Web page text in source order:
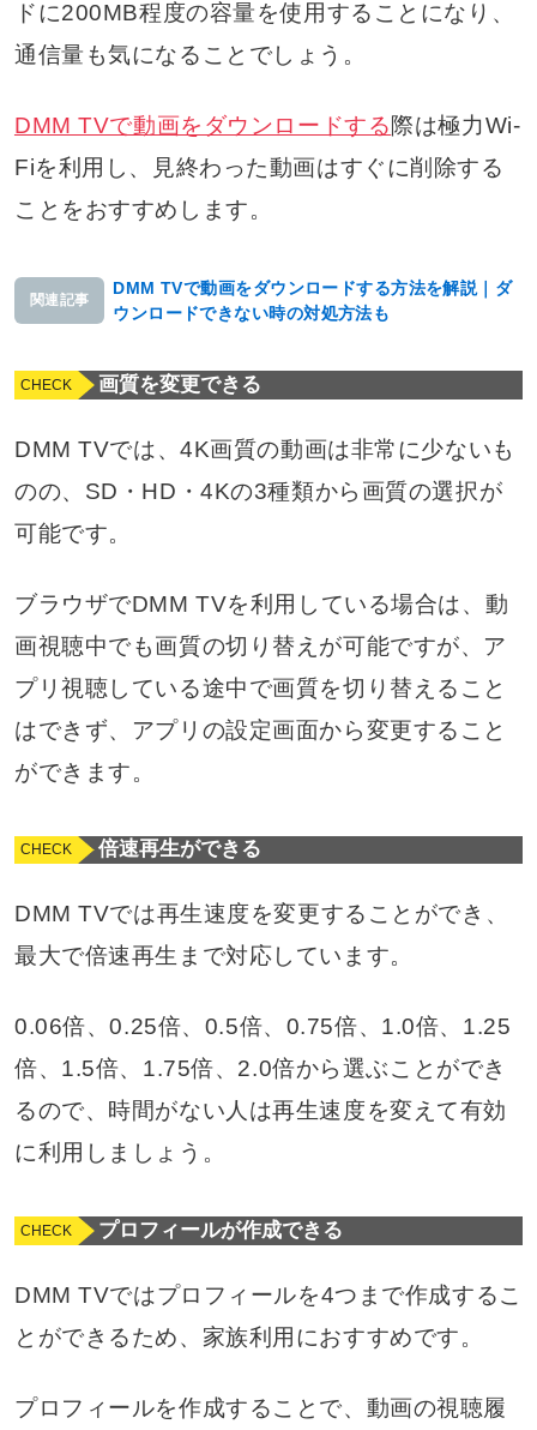
ドに200MB程度の容量を使用することになり、
通信量も気になることでしょう。
DMM TVで動画をダウンロードする際は極力Wi-
Fiを利用し、見終わった動画はすぐに削除する
ことをおすすめします。
関連記事
DMM TVで動画をダウンロードする方法を解説｜ダ
ウンロードできない時の対処方法も
画質を変更できる
DMM TVでは、4K画質の動画は非常に少ないも
のの、SD・HD・4Kの3種類から画質の選択が
可能です。
ブラウザでDMM TVを利用している場合は、動
画視聴中でも画質の切り替えが可能ですが、ア
プリ視聴している途中で画質を切り替えること
はできず、アプリの設定画面から変更すること
ができます。
倍速再生ができる
DMM TVでは再生速度を変更することができ、
最大で倍速再生まで対応しています。
0.06倍、0.25倍、0.5倍、0.75倍、1.0倍、1.25
倍、1.5倍、1.75倍、2.0倍から選ぶことができ
るので、時間がない人は再生速度を変えて有効
に利用しましょう。
プロフィールが作成できる
DMM TVではプロフィールを4つまで作成するこ
とができるため、家族利用におすすめです。
プロフィールを作成することで、動画の視聴履